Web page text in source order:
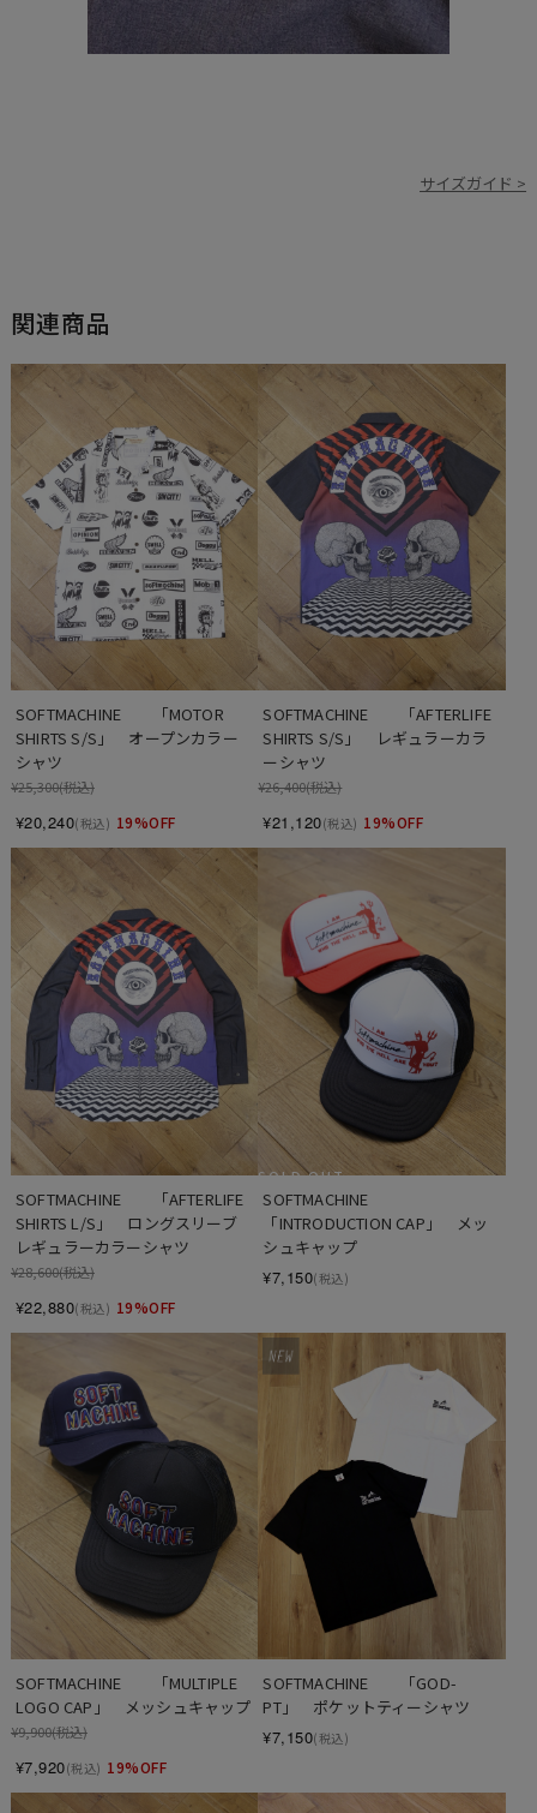
サイズガイド >
関連商品
SOFTMACHINE　　「MOTOR
SHIRTS S/S」　オープンカラー
シャツ
¥25,300(税込)
¥20,240(税込) 19%OFF
SOFTMACHINE　　「AFTERLIFE
SHIRTS S/S」　レギュラーカラ
ーシャツ
¥26,400(税込)
¥21,120(税込) 19%OFF
SOFTMACHINE　　「AFTERLIFE
SHIRTS L/S」　ロングスリーブ
レギュラーカラーシャツ
¥28,600(税込)
¥22,880(税込) 19%OFF
SOLD OUT
SOFTMACHINE
「INTRODUCTION CAP」　メッ
シュキャップ
¥7,150(税込)
SOFTMACHINE　　「MULTIPLE
LOGO CAP」　メッシュキャップ
¥9,900(税込)
¥7,920(税込) 19%OFF
SOFTMACHINE　　「GOD-
PT」　ポケットティーシャツ
¥7,150(税込)